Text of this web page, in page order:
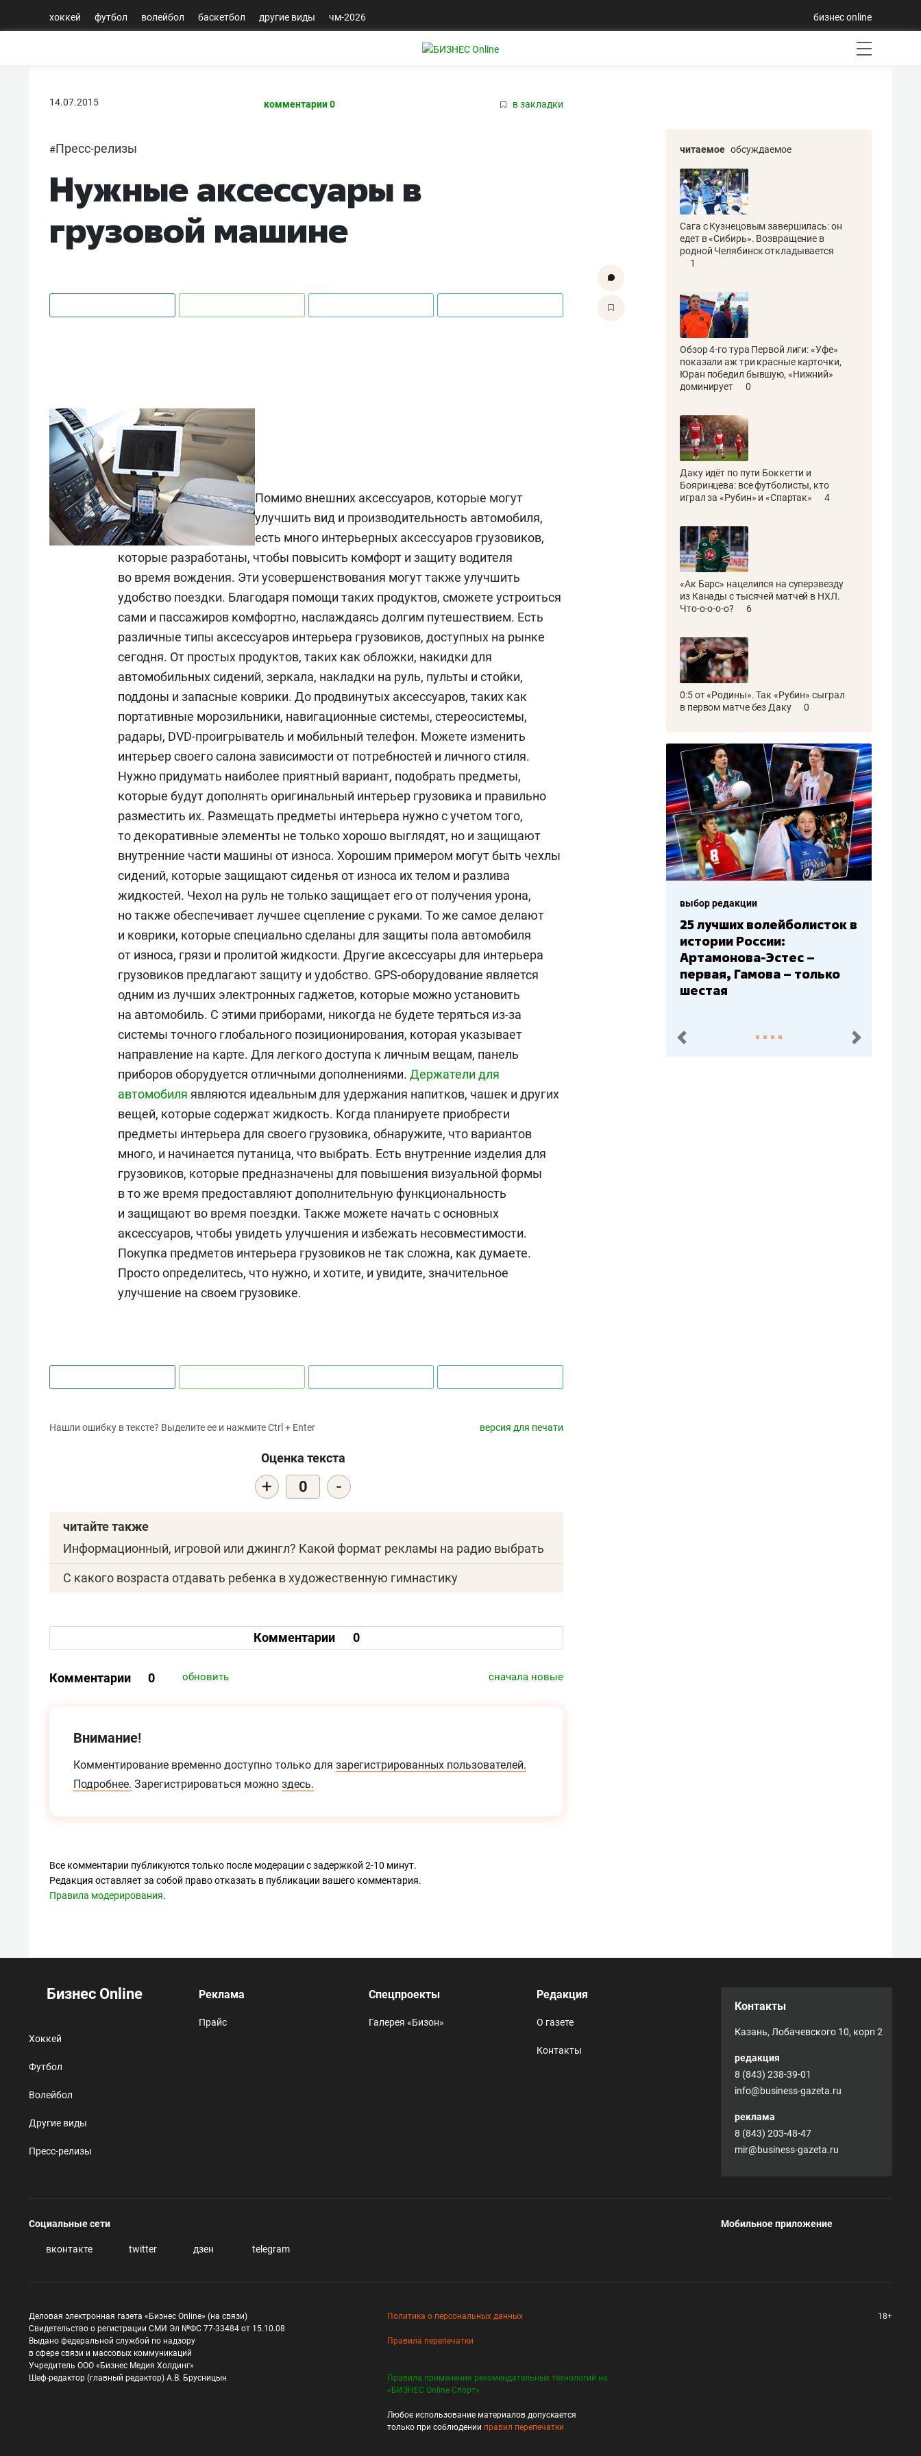
хоккей футбол волейбол баскетбол другие виды чм-2026 бизнес online
14.07.2015 комментарии 0 в закладки
#Пресс-релизы
Нужные аксессуары в
грузовой машине
Помимо внешних аксессуаров, которые могут
улучшить вид и производительность автомобиля,
есть много интерьерных аксессуаров грузовиков,
которые разработаны, чтобы повысить комфорт и защиту водителя
во время вождения. Эти усовершенствования могут также улучшить
удобство поездки. Благодаря помощи таких продуктов, сможете устроиться
сами и пассажиров комфортно, наслаждаясь долгим путешествием. Есть
различные типы аксессуаров интерьера грузовиков, доступных на рынке
сегодня. От простых продуктов, таких как обложки, накидки для
автомобильных сидений, зеркала, накладки на руль, пульты и стойки,
поддоны и запасные коврики. До продвинутых аксессуаров, таких как
портативные морозильники, навигационные системы, стереосистемы,
радары, DVD-проигрыватель и мобильный телефон. Можете изменить
интерьер своего салона зависимости от потребностей и личного стиля.
Нужно придумать наиболее приятный вариант, подобрать предметы,
которые будут дополнять оригинальный интерьер грузовика и правильно
разместить их. Размещать предметы интерьера нужно с учетом того,
то декоративные элементы не только хорошо выглядят, но и защищают
внутренние части машины от износа. Хорошим примером могут быть чехлы
сидений, которые защищают сиденья от износа их телом и разлива
жидкостей. Чехол на руль не только защищает его от получения урона,
но также обеспечивает лучшее сцепление с руками. То же самое делают
и коврики, которые специально сделаны для защиты пола автомобиля
от износа, грязи и пролитой жидкости. Другие аксессуары для интерьера
грузовиков предлагают защиту и удобство. GPS-оборудование является
одним из лучших электронных гаджетов, которые можно установить
на автомобиль. С этими приборами, никогда не будете теряться из-за
системы точного глобального позиционирования, которая указывает
направление на карте. Для легкого доступа к личным вещам, панель
приборов оборудуется отличными дополнениями. Держатели для
автомобиля являются идеальным для удержания напитков, чашек и других
вещей, которые содержат жидкость. Когда планируете приобрести
предметы интерьера для своего грузовика, обнаружите, что вариантов
много, и начинается путаница, что выбрать. Есть внутренние изделия для
грузовиков, которые предназначены для повышения визуальной формы
в то же время предоставляют дополнительную функциональность
и защищают во время поездки. Также можете начать с основных
аксессуаров, чтобы увидеть улучшения и избежать несовместимости.
Покупка предметов интерьера грузовиков не так сложна, как думаете.
Просто определитесь, что нужно, и хотите, и увидите, значительное
улучшение на своем грузовике.
Нашли ошибку в тексте? Выделите ее и нажмите Ctrl + Enter версия для печати
Оценка текста
+ 0 -
читайте также
Информационный, игровой или джингл? Какой формат рекламы на радио выбрать
С какого возраста отдавать ребенка в художественную гимнастику
Комментарии 0
Комментарии 0 обновить сначала новые
Внимание!
Комментирование временно доступно только для зарегистрированных пользователей.
Подробнее. Зарегистрироваться можно здесь.
Все комментарии публикуются только после модерации с задержкой 2-10 минут.
Редакция оставляет за собой право отказать в публикации вашего комментария.
Правила модерирования.
читаемое обсуждаемое
Сага с Кузнецовым завершилась: он
едет в «Сибирь». Возвращение в
родной Челябинск откладывается
1
Обзор 4-го тура Первой лиги: «Уфе»
показали аж три красные карточки,
Юран победил бывшую, «Нижний»
доминирует
0
Даку идёт по пути Боккетти и
Бояринцева: все футболисты, кто
играл за «Рубин» и «Спартак»
4
«Ак Барс» нацелился на суперзвезду
из Канады с тысячей матчей в НХЛ.
Что-о-о-о-о?
6
0:5 от «Родины». Так «Рубин» сыграл
в первом матче без Даку
0
выбор редакции
25 лучших волейболисток в
истории России:
Артамонова-Эстес –
первая, Гамова – только
Бюджеты
Юлаев» –
пред. след.
Бизнес Online
Хоккей
Футбол
Волейбол
Другие виды
Пресс-релизы
Реклама
Прайс
Спецпроекты
Галерея «Бизон»
Редакция
О газете
Контакты
Контакты
Казань, Лобачевского 10, корп 2
редакция
8 (843) 238-39-01
info@business-gazeta.ru
реклама
8 (843) 203-48-47
mir@business-gazeta.ru
Социальные сети
вконтакте twitter дзен telegram
Мобильное приложение
Деловая электронная газета «Бизнес Online» (на связи)
Свидетельство о регистрации СМИ Эл №ФС 77-33484 от 15.10.08
Выдано федеральной службой по надзору
в сфере связи и массовых коммуникаций
Учредитель ООО «Бизнес Медия Холдинг»
Шеф-редактор (главный редактор) А.В. Брусницын
Политика о персональных данных
Правила перепечатки
Правила применения рекомендательных технологий на
«БИЗНЕС Online Спорт»
Любое использование материалов допускается
только при соблюдении правил перепечатки
18+